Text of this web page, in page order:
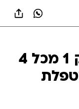
יום המאבק בעוני: רק 1 מכל 4